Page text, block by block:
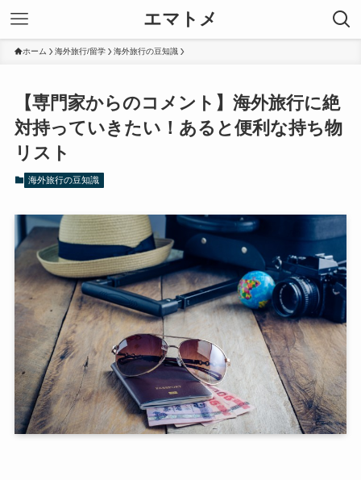
エマトメ
ホーム 海外旅行/留学 海外旅行の豆知識
【専門家からのコメント】海外旅行に絶
対持っていきたい！あると便利な持ち物
リスト
海外旅行の豆知識